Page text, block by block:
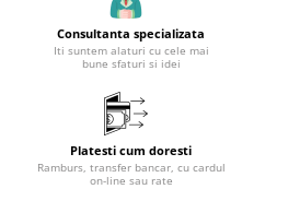
Statii de alimentare portabile
Utilaje agricole
Motocultoare
Motocositoare
Accesorii utilaje agricole
Consultanta specializata
Iti suntem alaturi cu cele mai
bune sfaturi si idei
Platesti cum doresti
Ramburs, transfer bancar, cu cardul
on-line sau rate